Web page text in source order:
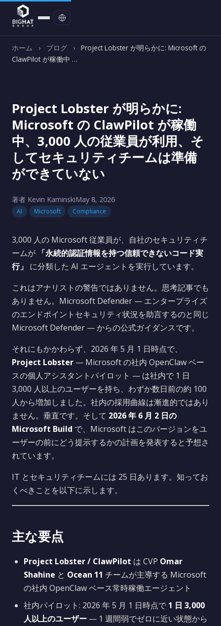
ホーム › ブログ ›
Project Lobster が明らかに: Microsoft の
ClawPilot が稼働中 …
Project Lobster が明らかに:
Microsoft の ClawPilot が稼働
中、3,000 人の従業員が利用、そ
してセキュリティチームは準備
ができていない
著者 Kevin KaminskiMay 8, 2026
AI Microsoft Compliance
3,000 人の Microsoft 従業員が、自社のセキュリティチ
ームが 「永続的認証情報を持つ信頼できないコード実
行」 に分類した AI エージェントを実行しています。
これはアナリストの警告ではありません。思考記事でも
ありません。Microsoft Defender — エンタープライズ
のエンドポイントセキュリティ状況を助言するのと同じ
Microsoft Defender — からの公式ガイダンスです。
それにもかかわらず、2026 年 5 月 1 日時点で、
Project Lobster — Microsoft の社内 OpenClaw ベー
スの個人アシスタントパイロット — は社内で 1 日
3,000 人以上のユーザーを持ち、わずか数日前の約 100
人から増加しました。社内の採用曲線は漸進的ではあり
ません。垂直です。そして 2026 年 6 月 2 日の
Microsoft Build で、Microsoft はこのバージョンをユ
ーザーの前にどう提示するかの計画を発表すると予想さ
れています。
IT とセキュリティチームには 25 日あります。知ってお
くべきことを以下に示します。
主な要点
Project Lobster / ClawPilot は CVP Omar
Shahine と Ocean 11 チームが主導する Microsoft
の社内 OpenClaw ベース常時稼働エージェント
社内パイロット: 2026 年 5 月 1 日時点で 1 日 3,000
人以上のユーザー — 1 週間弱でゼロに近い状態から